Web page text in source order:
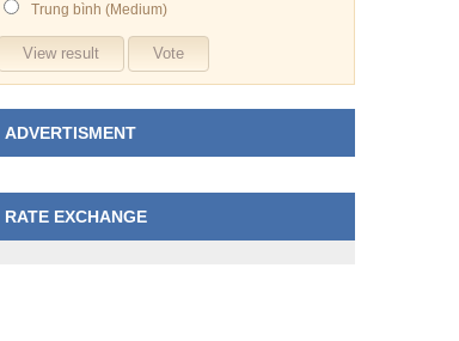
Trung bình (Medium)
ADVERTISMENT
RATE EXCHANGE